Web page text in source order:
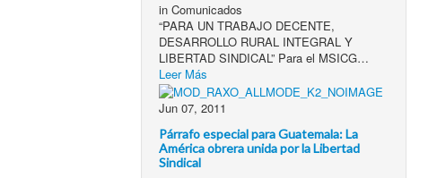
inComunicados
“PARA UN TRABAJO DECENTE,
DESARROLLO RURAL INTEGRAL Y
LIBERTAD SINDICAL” Para el MSICG…
Leer Más
Jun 07, 2011
Párrafo especial para Guatemala: La
América obrera unida por la Libertad
Sindical